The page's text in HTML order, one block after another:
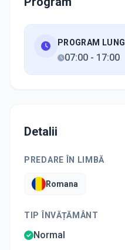
PROGRAM LUNG
07:00 - 17:00
Detalii
PREDARE ÎN LIMBĂ
Romana
TIP ÎNVĂȚĂMÂNT
Normal